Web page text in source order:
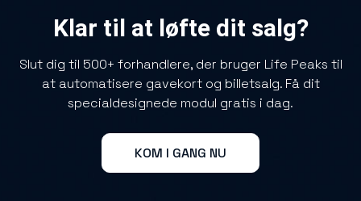
Klar til at løfte dit salg?
Slut dig til 500+ forhandlere, der bruger Life Peaks til
at automatisere gavekort og billetsalg. Få dit
specialdesignede modul gratis i dag.
KOM I GANG NU